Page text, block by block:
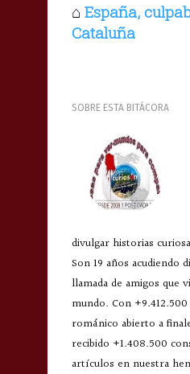
⌂ España,
Cataluña
SOBRE ESTA BITÁCORA
divulgar historias
Son 19 años acudiendo
llamada de amigos que
mundo. Con
románico abierto a
recibido +1.408.500
artículos en nuestra